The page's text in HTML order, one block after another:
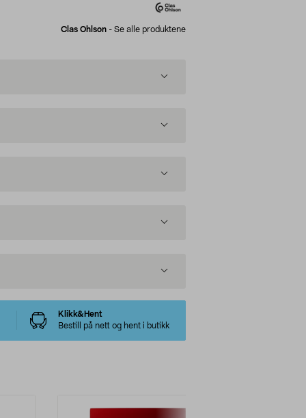
Clas Ohlson - Se alle produktene
Klikk&Hent
Bestill på nett og hent i butikk